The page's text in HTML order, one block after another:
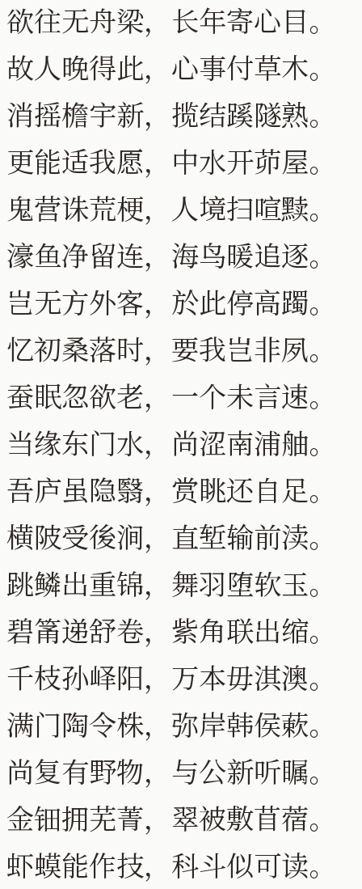
欲往无舟梁，长年寄心目。
故人晚得此，心事付草木。
消摇檐宇新，揽结蹊隧熟。
更能适我愿，中水开茆屋。
鬼营诛荒梗，人境扫喧黩。
濠鱼净留连，海鸟暖追逐。
岂无方外客，於此停高躅。
忆初桑落时，要我岂非夙。
蚕眠忽欲老，一个未言速。
当缘东门水，尚涩南浦舳。
吾庐虽隐翳，赏眺还自足。
横陂受後涧，直堑输前渎。
跳鳞出重锦，舞羽堕软玉。
碧筩递舒卷，紫角联出缩。
千枝孙峄阳，万本毋淇澳。
满门陶令株，弥岸韩侯蔌。
尚复有野物，与公新听瞩。
金钿拥芜菁，翠被敷苜蓿。
虾蟆能作技，科斗似可读。